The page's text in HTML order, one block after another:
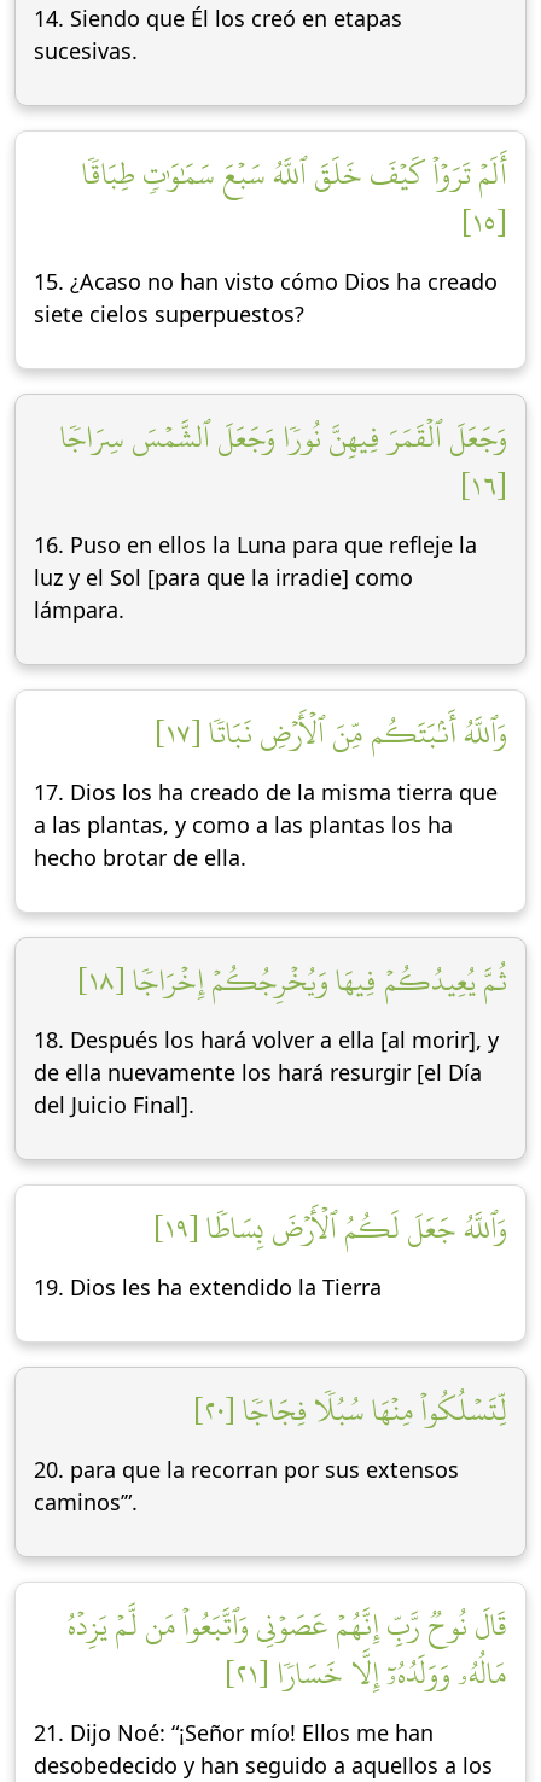
14. Siendo que Él los creó en etapas
sucesivas.
أَلَمۡ تَرَوۡاْ كَيۡفَ خَلَقَ ٱللَّهُ سَبۡعَ سَمَٰوَٰتٖ طِبَاقٗا
[١٥]
15. ¿Acaso no han visto cómo Dios ha creado
siete cielos superpuestos?
وَجَعَلَ ٱلۡقَمَرَ فِيهِنَّ نُورٗا وَجَعَلَ ٱلشَّمۡسَ سِرَاجٗا
[١٦]
16. Puso en ellos la Luna para que refleje la
luz y el Sol [para que la irradie] como
lámpara.
وَٱللَّهُ أَنۢبَتَكُم مِّنَ ٱلۡأَرۡضِ نَبَاتٗا [١٧]
17. Dios los ha creado de la misma tierra que
a las plantas, y como a las plantas los ha
hecho brotar de ella.
ثُمَّ يُعِيدُكُمۡ فِيهَا وَيُخۡرِجُكُمۡ إِخۡرَاجٗا [١٨]
18. Después los hará volver a ella [al morir], y
de ella nuevamente los hará resurgir [el Día
del Juicio Final].
وَٱللَّهُ جَعَلَ لَكُمُ ٱلۡأَرۡضَ بِسَاطٗا [١٩]
19. Dios les ha extendido la Tierra
لِّتَسۡلُكُواْ مِنۡهَا سُبُلٗا فِجَاجٗا [٢٠]
20. para que la recorran por sus extensos
caminos’”.
قَالَ نُوحٞ رَّبِّ إِنَّهُمۡ عَصَوۡنِي وَٱتَّبَعُواْ مَن لَّمۡ يَزِدۡهُ
مَالُهُۥ وَوَلَدُهُۥٓ إِلَّا خَسَارٗا [٢١]
21. Dijo Noé: “¡Señor mío! Ellos me han
desobedecido y han seguido a aquellos a los